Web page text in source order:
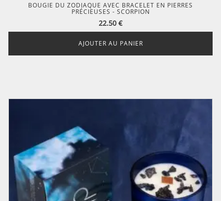
BOUGIE DU ZODIAQUE AVEC BRACELET EN PIERRES
PRÉCIEUSES - SCORPION
22.50 €
AJOUTER AU PANIER